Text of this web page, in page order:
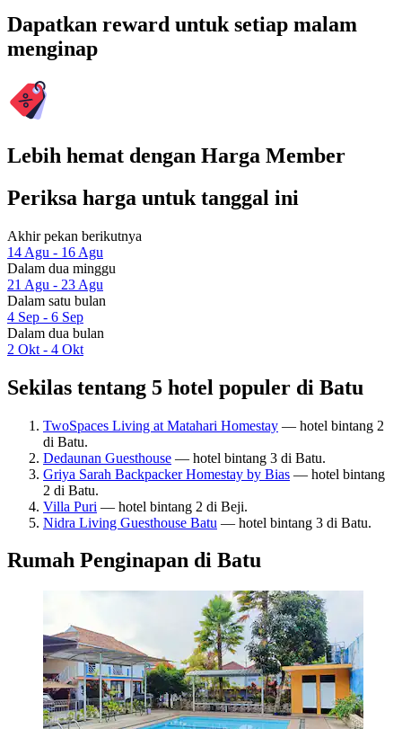
Dapatkan reward untuk setiap malam
menginap
Lebih hemat dengan Harga Member
Periksa harga untuk tanggal ini
Akhir pekan berikutnya
14 Agu - 16 Agu
Dalam dua minggu
21 Agu - 23 Agu
Dalam satu bulan
4 Sep - 6 Sep
Dalam dua bulan
2 Okt - 4 Okt
Sekilas tentang 5 hotel populer di Batu
TwoSpaces Living at Matahari Homestay — hotel bintang 2
di Batu.
Dedaunan Guesthouse — hotel bintang 3 di Batu.
Griya Sarah Backpacker Homestay by Bias — hotel bintang
2 di Batu.
Villa Puri — hotel bintang 2 di Beji.
Nidra Living Guesthouse Batu — hotel bintang 3 di Batu.
Rumah Penginapan di Batu